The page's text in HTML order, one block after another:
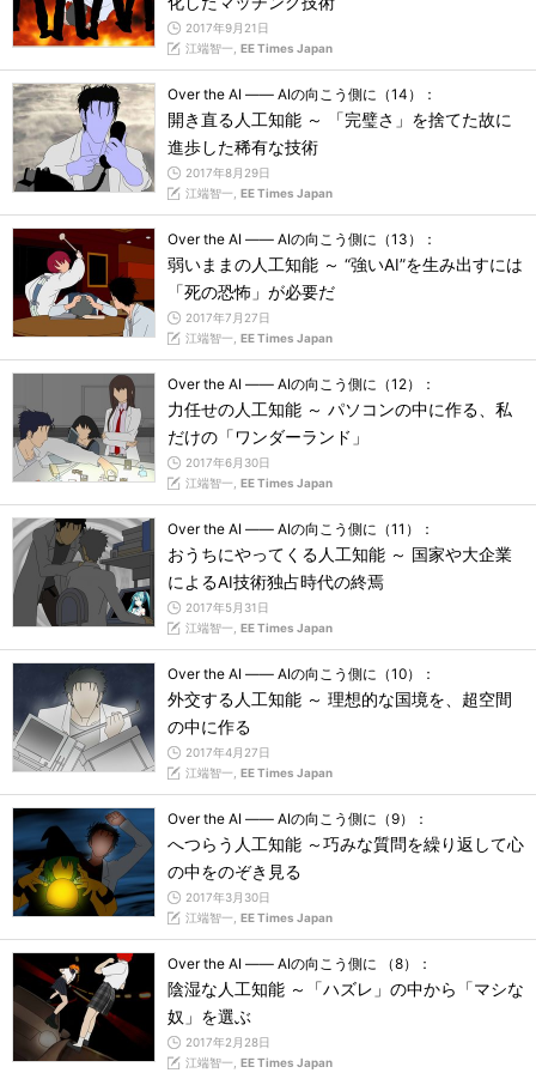
2017年9月21日
江端智一, EE Times Japan
Over the AI ―― AIの向こう側に（14）：
開き直る人工知能 ～ 「完璧さ」を捨てた故に
進歩した稀有な技術
2017年8月29日
江端智一, EE Times Japan
Over the AI ―― AIの向こう側に（13）：
弱いままの人工知能 ～ “強いAI”を生み出すには
「死の恐怖」が必要だ
2017年7月27日
江端智一, EE Times Japan
Over the AI ―― AIの向こう側に（12）：
力任せの人工知能 ～ パソコンの中に作る、私
だけの「ワンダーランド」
2017年6月30日
江端智一, EE Times Japan
Over the AI ―― AIの向こう側に（11）：
おうちにやってくる人工知能 ～ 国家や大企業
によるAI技術独占時代の終焉
2017年5月31日
江端智一, EE Times Japan
Over the AI ―― AIの向こう側に（10）：
外交する人工知能 ～ 理想的な国境を、超空間
の中に作る
2017年4月27日
江端智一, EE Times Japan
Over the AI ―― AIの向こう側に（9）：
へつらう人工知能 ～巧みな質問を繰り返して心
の中をのぞき見る
2017年3月30日
江端智一, EE Times Japan
Over the AI ―― AIの向こう側に （8）：
陰湿な人工知能 ～「ハズレ」の中から「マシな
奴」を選ぶ
2017年2月28日
江端智一, EE Times Japan